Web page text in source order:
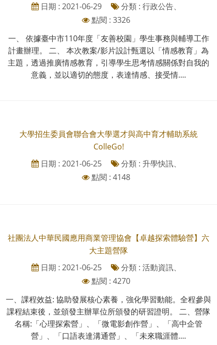
日期 : 2021-06-29
分類 : 行政公告、
點閱 : 3326
一、 依據臺中市110年度「友善校園」學生事務與輔導工作
計畫辦理。 二、 本次教案/影片設計甄選以「情感教育」為
主題，透過推廣情感教育，引導學生思考情感關係對自我的
意義，並以適切的態度，表達情感、接受情....
大學招生委員會聯合會大學選才與高中育才輔助系統
ColleGo!
日期 : 2021-06-25
分類 : 升學快訊、
點閱 : 4148
社團法人中華民國應用商業管理協會【卓越探索體驗營】六
大主題營隊
日期 : 2021-06-25
分類 : 活動資訊、
點閱 : 4270
一、課程效益: 協助發展核心素養，強化學習動能。全程參與
課程結束後，並頒發主辦單位所頒發的研習證明。 二、營隊
名稱:「心理探索營」、「微電影創作營」、「高中企管
營」、「口語表達溝通營」、「未來職涯體....